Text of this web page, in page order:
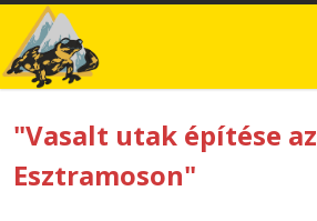
"Vasalt utak építése az
Esztramoson"